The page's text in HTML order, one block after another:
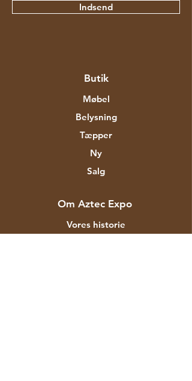
Indsend
Butik
Møbel
Belysning
Tæpper
Ny
Salg
Om Aztec Expo
Vores historie